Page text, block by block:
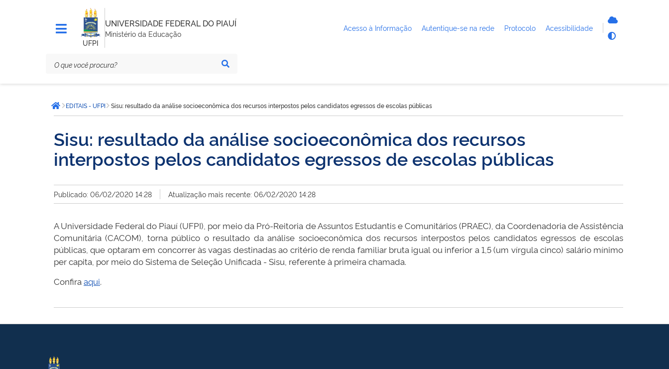
UFPI
UNIVERSIDADE FEDERAL DO PIAUÍ
Ministério da Educação
Acesso à Informação Autentique-se na rede Protocolo Acessibilidade
está
aqui:Página inicial
EDITAIS - UFPI Sisu: resultado da análise socioeconômica dos recursos interpostos pelos candidatos egressos de escolas públicas
Sisu: resultado da análise socioeconômica dos recursos
interpostos pelos candidatos egressos de escolas públicas
Publicado: 06/02/2020 14:28 Atualização mais recente: 06/02/2020 14:28
A Universidade Federal do Piauí (UFPI), por meio da Pró-Reitoria de Assuntos Estudantis e Comunitários (PRAEC), da Coordenadoria de Assistência
Comunitária (CACOM), torna público o resultado da análise socioeconômica dos recursos interpostos pelos candidatos egressos de escolas
públicas, que optaram em concorrer às vagas destinadas ao critério de renda familiar bruta igual ou inferior a 1,5 (um vírgula cinco) salário mínimo
per capita, por meio do Sistema de Seleção Unificada - Sisu, referente à primeira chamada.
Confiraaqui.